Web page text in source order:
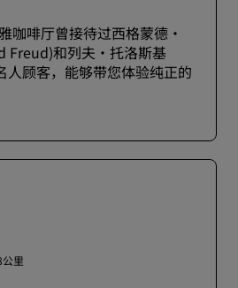
咖啡厅曾接待过西格蒙德·
Freud)和列夫·托洛斯基
顾客，能够带您体验纯正的
里